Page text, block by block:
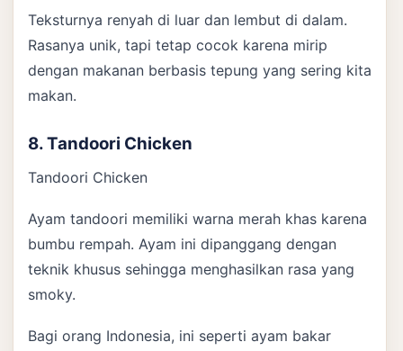
Teksturnya renyah di luar dan lembut di dalam.
Rasanya unik, tapi tetap cocok karena mirip
dengan makanan berbasis tepung yang sering kita
makan.
8. Tandoori Chicken
Tandoori Chicken
Ayam tandoori memiliki warna merah khas karena
bumbu rempah. Ayam ini dipanggang dengan
teknik khusus sehingga menghasilkan rasa yang
smoky.
Bagi orang Indonesia, ini seperti ayam bakar